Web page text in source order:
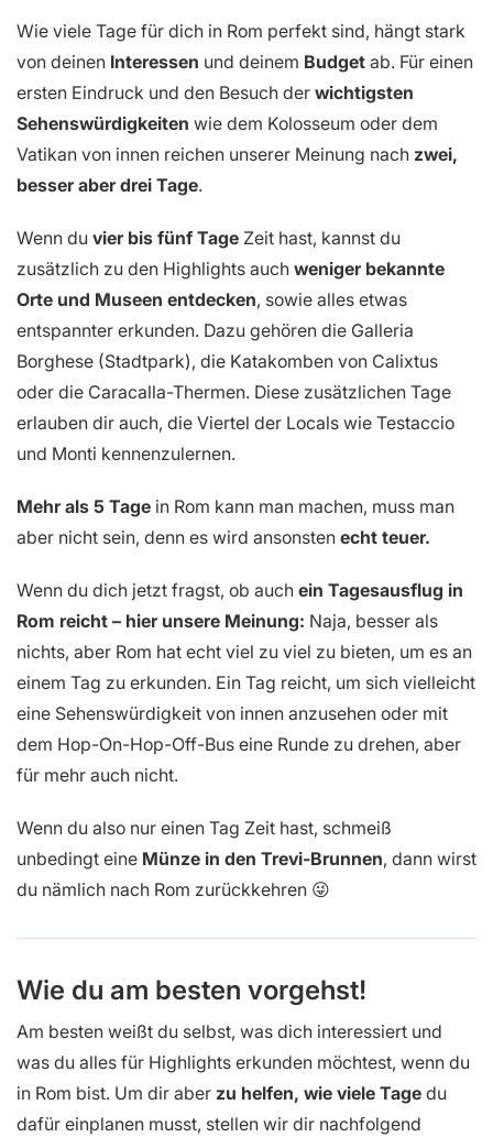
Wie viele Tage für dich in Rom perfekt sind, hängt stark
von deinen Interessen und deinem Budget ab. Für einen
ersten Eindruck und den Besuch der wichtigsten
Sehenswürdigkeiten wie dem Kolosseum oder dem
Vatikan von innen reichen unserer Meinung nach zwei,
besser aber drei Tage.
Wenn du vier bis fünf Tage Zeit hast, kannst du
zusätzlich zu den Highlights auch weniger bekannte
Orte und Museen entdecken, sowie alles etwas
entspannter erkunden. Dazu gehören die Galleria
Borghese (Stadtpark), die Katakomben von Calixtus
oder die Caracalla-Thermen. Diese zusätzlichen Tage
erlauben dir auch, die Viertel der Locals wie Testaccio
und Monti kennenzulernen.
Mehr als 5 Tage in Rom kann man machen, muss man
aber nicht sein, denn es wird ansonsten echt teuer.
Wenn du dich jetzt fragst, ob auch ein Tagesausflug in
Rom reicht – hier unsere Meinung: Naja, besser als
nichts, aber Rom hat echt viel zu viel zu bieten, um es an
einem Tag zu erkunden. Ein Tag reicht, um sich vielleicht
eine Sehenswürdigkeit von innen anzusehen oder mit
dem Hop-On-Hop-Off-Bus eine Runde zu drehen, aber
für mehr auch nicht.
Wenn du also nur einen Tag Zeit hast, schmeiß
unbedingt eine Münze in den Trevi-Brunnen, dann wirst
du nämlich nach Rom zurückkehren 😜
Wie du am besten vorgehst!
Am besten weißt du selbst, was dich interessiert und
was du alles für Highlights erkunden möchtest, wenn du
in Rom bist. Um dir aber zu helfen, wie viele Tage du
dafür einplanen musst, stellen wir dir nachfolgend